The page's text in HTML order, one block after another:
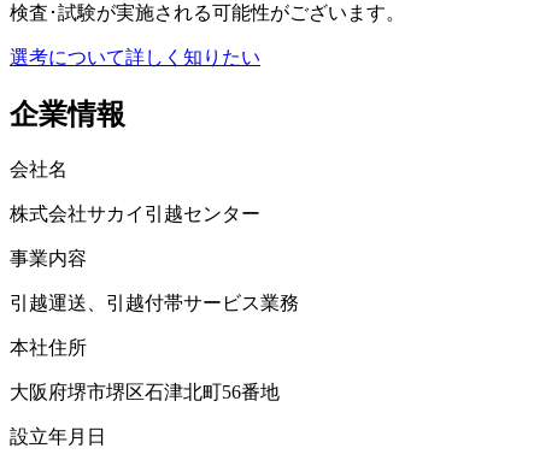
検査･試験が実施される可能性がございます。
選考について詳しく知りたい
企業情報
会社名
株式会社サカイ引越センター
事業内容
引越運送、引越付帯サービス業務
本社住所
大阪府堺市堺区石津北町56番地
設立年月日